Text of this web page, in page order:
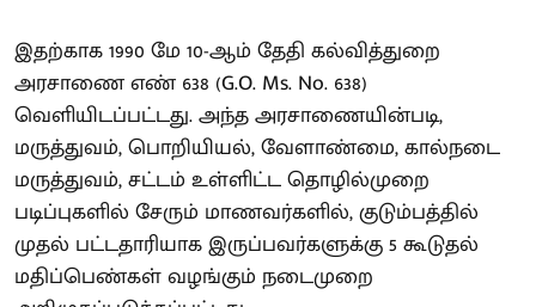
இதற்காக 1990 மே 10-ஆம் தேதி கல்வித்துறை
அரசாணை எண் 638 (G.O. Ms. No. 638)
வெளியிடப்பட்டது. அந்த அரசாணையின்படி,
மருத்துவம், பொறியியல், வேளாண்மை, கால்நடை
மருத்துவம், சட்டம் உள்ளிட்ட தொழில்முறை
படிப்புகளில் சேரும் மாணவர்களில், குடும்பத்தில்
முதல் பட்டதாரியாக இருப்பவர்களுக்கு 5 கூடுதல்
மதிப்பெண்கள் வழங்கும் நடைமுறை